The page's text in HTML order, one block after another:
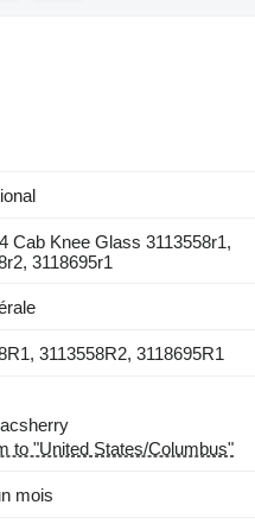
Cab Knee Glass 3113558r1,
3118695r1
3113558R2, 3118695R1
to "United States/Columbus"
mois